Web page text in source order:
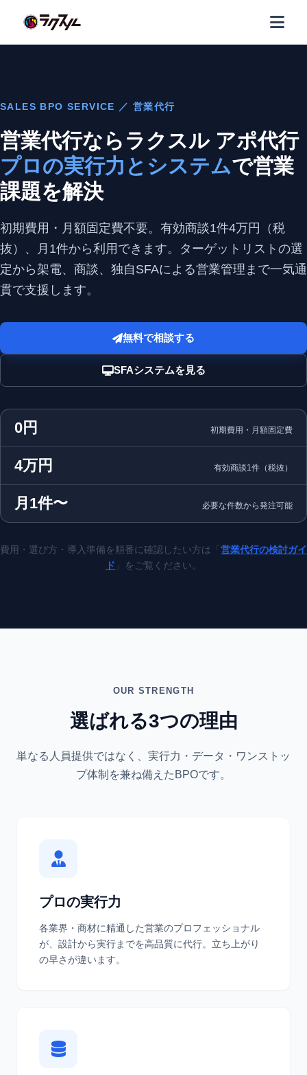
SALES BPO SERVICE ／ 営業代行
営業代行ならラクスル アポ代行
プロの実行力とシステムで営業
課題を解決
初期費用・月額固定費不要。有効商談1件4万円（税
抜）、月1件から利用できます。ターゲットリストの選
定から架電、商談、独自SFAによる営業管理まで一気通
貫で支援します。
無料で相談する
SFAシステムを見る
0円 初期費用・月額固定費
4万円 有効商談1件（税抜）
月1件〜 必要な件数から発注可能
費用・選び方・導入準備を順番に確認したい方は「 営業代行の検討ガイ
ド 」をご覧ください。
OUR STRENGTH
選ばれる3つの理由
単なる人員提供ではなく、実行力・データ・ワンストッ
プ体制を兼ね備えたBPOです。
プロの実行力
各業界・商材に精通した営業のプロフェッショナル
が、設計から実行までを高品質に代行。立ち上がり
の早さが違います。